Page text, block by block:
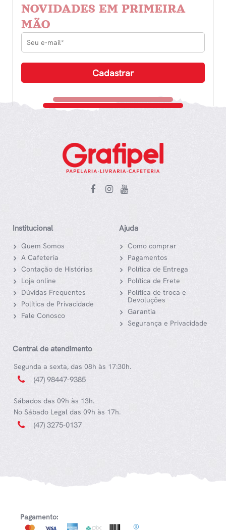
NOVIDADES EM PRIMEIRA
MÃO
Institucional
Quem Somos
A Cafeteria
Contação de Histórias
Loja online
Dúvidas Frequentes
Política de Privacidade
Fale Conosco
Ajuda
Como comprar
Pagamentos
Política de Entrega
Política de Frete
Política de troca e
Devoluções
Garantia
Segurança e Privacidade
Central de atendimento
Segunda a sexta, das 08h às 17:30h.
(47) 98447-9385
Sábados das 09h às 13h.
No Sábado Legal das 09h às 17h.
(47) 3275-0137
Pagamento: